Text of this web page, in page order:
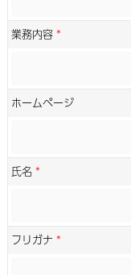
業務内容*
ホームページ
氏名*
フリガナ*